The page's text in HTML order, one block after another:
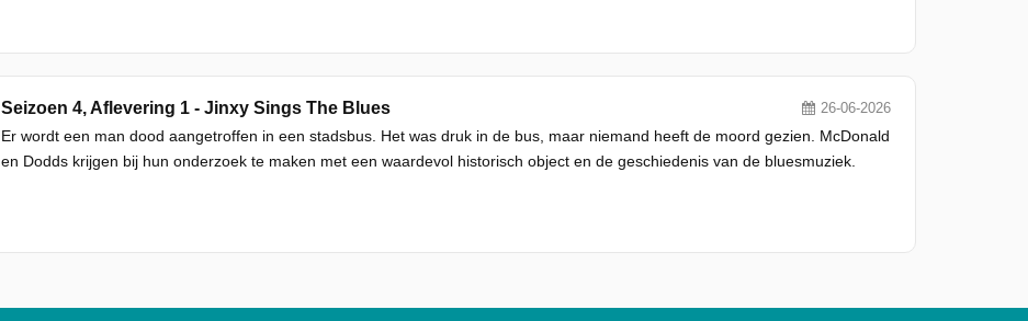
Seizoen 4, Aflevering 1 - Jinxy Sings The Blues 26-06-2026
Er wordt een man dood aangetroffen in een stadsbus. Het was druk in de bus, maar niemand heeft de moord gezien. McDonald
en Dodds krijgen bij hun onderzoek te maken met een waardevol historisch object en de geschiedenis van de bluesmuziek.